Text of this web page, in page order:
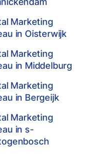
Marketing
in Oisterwijk
Marketing
in Middelburg
Marketing
in Bergeijk
Marketing
in s-